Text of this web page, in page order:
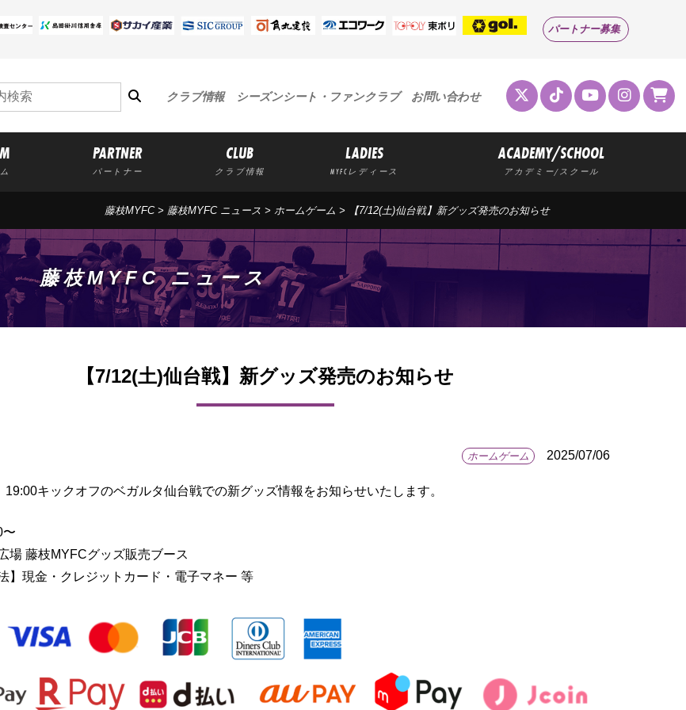
パートナー募集
クラブ情報 シーズンシート・ファンクラブ お問い合わせ
PARTNER
パートナー
CLUB
クラブ情報
LADIES
MYFCレディース
ACADEMY/SCHOOL
アカデミー/スクール
藤枝MYFC> 藤枝MYFC ニュース > ホームゲーム > 【7/12(土)仙台戦】新グッズ発売のお知らせ
藤枝MYFC ニュース
【7/12(土)仙台戦】新グッズ発売のお知らせ
ホームゲーム 2025/07/06
19:00キックオフのベガルタ仙台戦での新グッズ情報をお知らせいたします。
〜
場 藤枝MYFCグッズ販売ブース
】現金・クレジットカード・電子マネー 等